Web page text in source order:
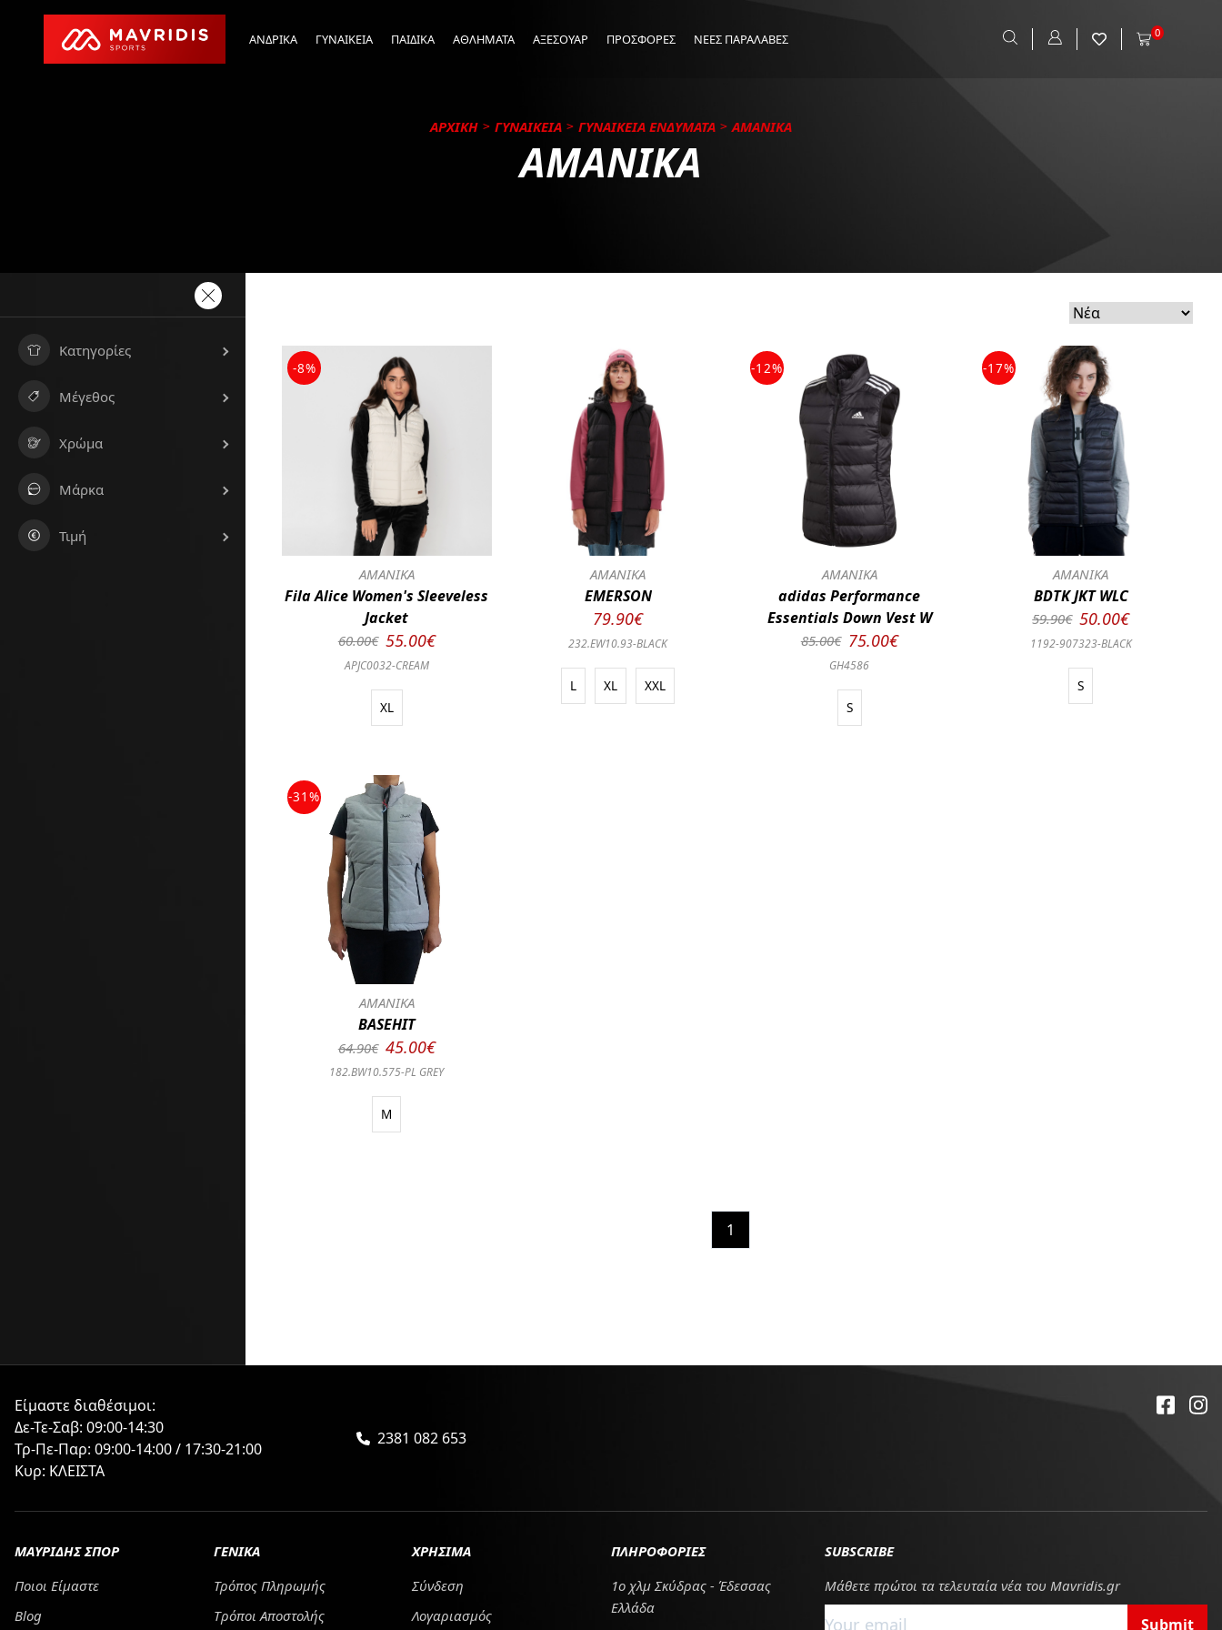
ΑΝΔΡΙΚΑ ΓΥΝΑΙΚΕΙΑ ΠΑΙΔΙΚΑ ΑΘΛΗΜΑΤΑ ΑΞΕΣΟΥΑΡ ΠΡΟΣΦΟΡΕΣ ΝΕΕΣ ΠΑΡΑΛΑΒΕΣ 0
ΑΡΧΙΚΗ ΓΥΝΑΙΚΕΙΑ ΓΥΝΑΙΚΕΙΑ ΕΝΔΥΜΑΤΑ ΑΜΑΝΙΚΑ
ΑΜΑΝΙΚΑ
Κατηγορίες
Μέγεθος
Χρώμα
Μάρκα
Τιμή
-8%
ΑΜΑΝΙΚΑ
Fila Alice Women's Sleeveless
Jacket
60.00€ 55.00€
APJC0032-CREAM
XL
ΑΜΑΝΙΚΑ
EMERSON
79.90€
232.EW10.93-BLACK
L XL XXL
-12%
ΑΜΑΝΙΚΑ
adidas Performance
Essentials Down Vest W
85.00€ 75.00€
GH4586
S
-17%
ΑΜΑΝΙΚΑ
BDTK JKT WLC
59.90€ 50.00€
1192-907323-BLACK
S
-31%
ΑΜΑΝΙΚΑ
BASEHIT
64.90€ 45.00€
182.BW10.575-PL GREY
M
1
Είμαστε διαθέσιμοι:
Δε-Τε-Σαβ: 09:00-14:30
Τρ-Πε-Παρ: 09:00-14:00 / 17:30-21:00
Κυρ: ΚΛΕΙΣΤΑ
2381 082 653
ΜΑΥΡΙΔΗΣ ΣΠΟΡ
Ποιοι Είμαστε
Blog
ΓΕΝΙΚΑ
Τρόπος Πληρωμής
Tρόποι Αποστολής
ΧΡΗΣΙΜΑ
Σύνδεση
Λογαριασμός
ΠΛΗΡΟΦΟΡΙΕΣ
1ο χλμ Σκύδρας - Έδεσσας
Ελλάδα
SUBSCRIBE
Μάθετε πρώτοι τα τελευταία νέα του Mavridis.gr
Submit